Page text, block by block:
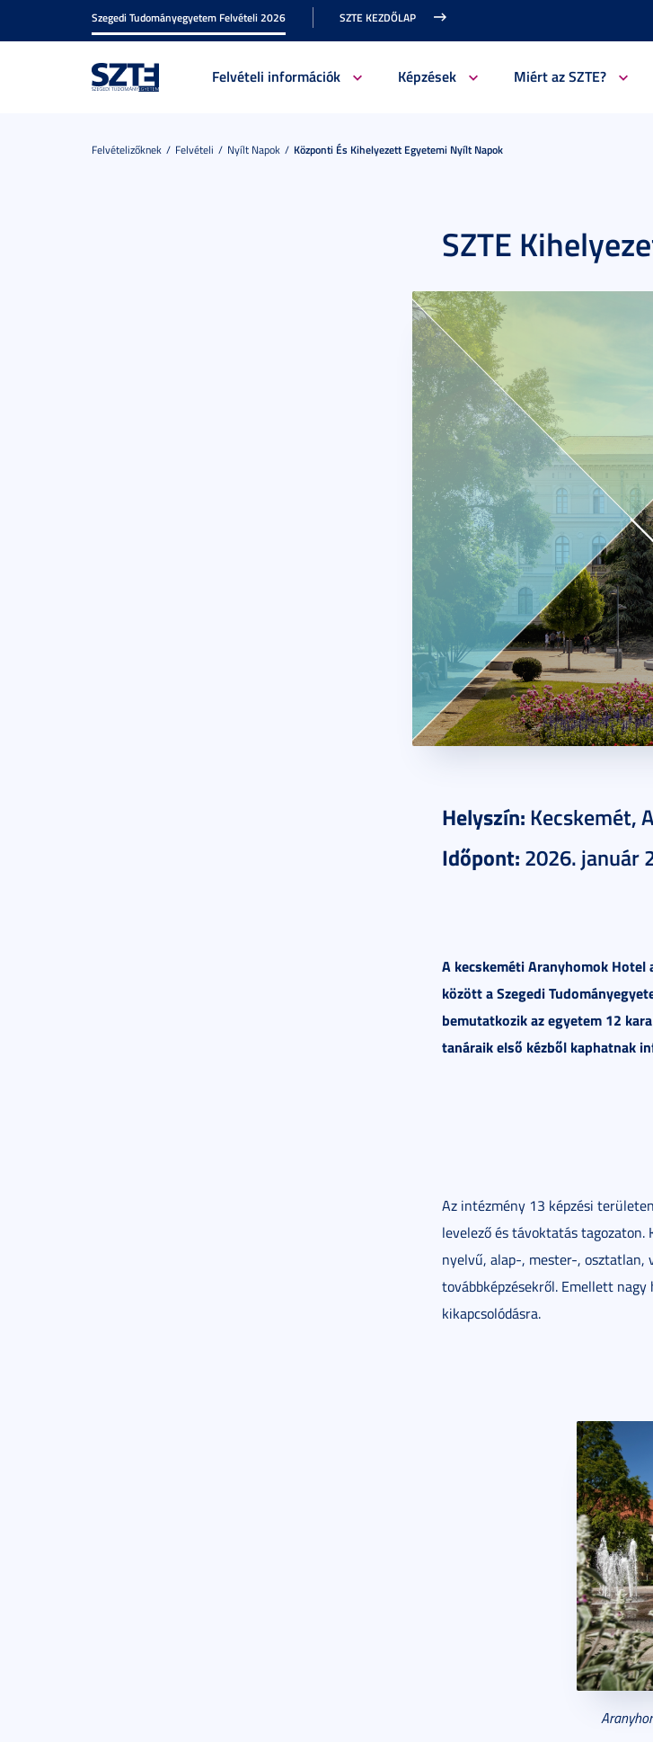
Szegedi Tudományegyetem Felvételi 2026 SZTE KEZDŐLAP
Felvételi információk Képzések Miért az SZTE?
Felvételizőknek Felvételi Nyílt Napok Központi És Kihelyezett Egyetemi Nyílt Napok
SZTE
Helyszín: Kecskemét,
Időpont: 2026. január
A kecskemétiAranyhomok Hotel
között a Szegedi
bemutatkozik az egyetem 12
tanáraik első kézből kaphatnak
Az intézmény 13 képzési
levelező és távoktatás tagozaton.
nyelvű, alap-, mester-, osztatlan,
továbbképzésekről. Emellett
kikapcsolódásra.